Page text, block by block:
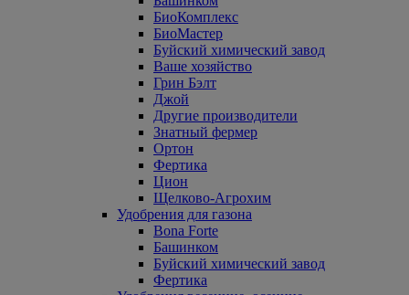
БиоКомплекс
БиоМастер
Буйский химический завод
Ваше хозяйство
Грин Бэлт
Джой
Другие производители
Знатный фермер
Ортон
Фертика
Цион
Щелково-Агрохим
Удобрения для газона
Bona Forte
Башинком
Буйский химический завод
Фертика